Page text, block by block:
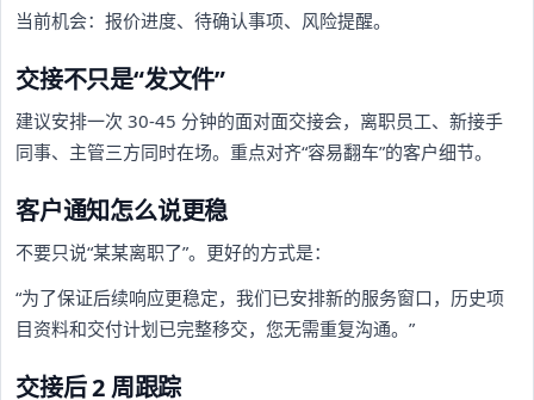
当前机会：报价进度、待确认事项、风险提醒。
交接不只是“发文件”
建议安排一次 30-45 分钟的面对面交接会，离职员工、新接手
同事、主管三方同时在场。重点对齐“容易翻车”的客户细节。
客户通知怎么说更稳
不要只说“某某离职了”。更好的方式是：
“为了保证后续响应更稳定，我们已安排新的服务窗口，历史项
目资料和交付计划已完整移交，您无需重复沟通。”
交接后 2 周跟踪